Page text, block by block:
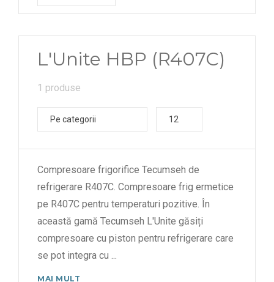
L'Unite HBP (R407C)
1 produse
Pe categorii 12
Compresoare frigorifice Tecumseh de
refrigerare R407C. Compresoare frig ermetice
pe R407C pentru temperaturi pozitive. În
această gamă Tecumseh L'Unite găsiți
compresoare cu piston pentru refrigerare care
se pot integra cu
MAI MULT